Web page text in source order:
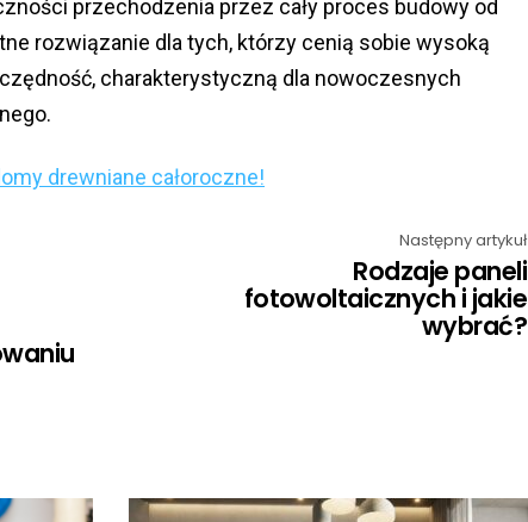
przechodzenia przez cały proces budowy od
rozwiązanie dla tych, którzy cenią sobie wysoką
charakterystyczną dla nowoczesnych
drewniane całoroczne!
Następny artykuł
Rodzaje paneli
fotowoltaicznych i jakie
wybrać?